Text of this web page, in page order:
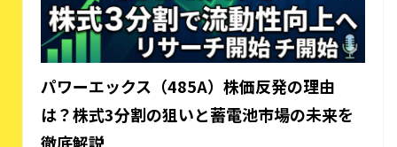
パワーエックス（485A）株価反発の理由
は？株式3分割の狙いと蓄電池市場の未来を
徹底解説